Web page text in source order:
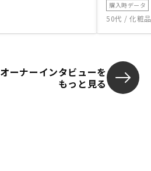
購入時データ
50代 / 化粧
オーナーインタビューを
もっと見る